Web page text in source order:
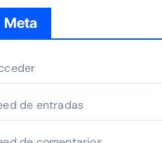
Meta
de entradas